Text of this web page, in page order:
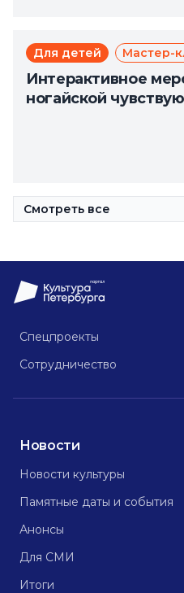
Для детей Мастер-
Интерактивное
ногайской
Смотреть все
Спецпроекты
Сотрудничество
Новости
Новости культуры
Памятные даты и события
Анонсы
Для СМИ
Итоги